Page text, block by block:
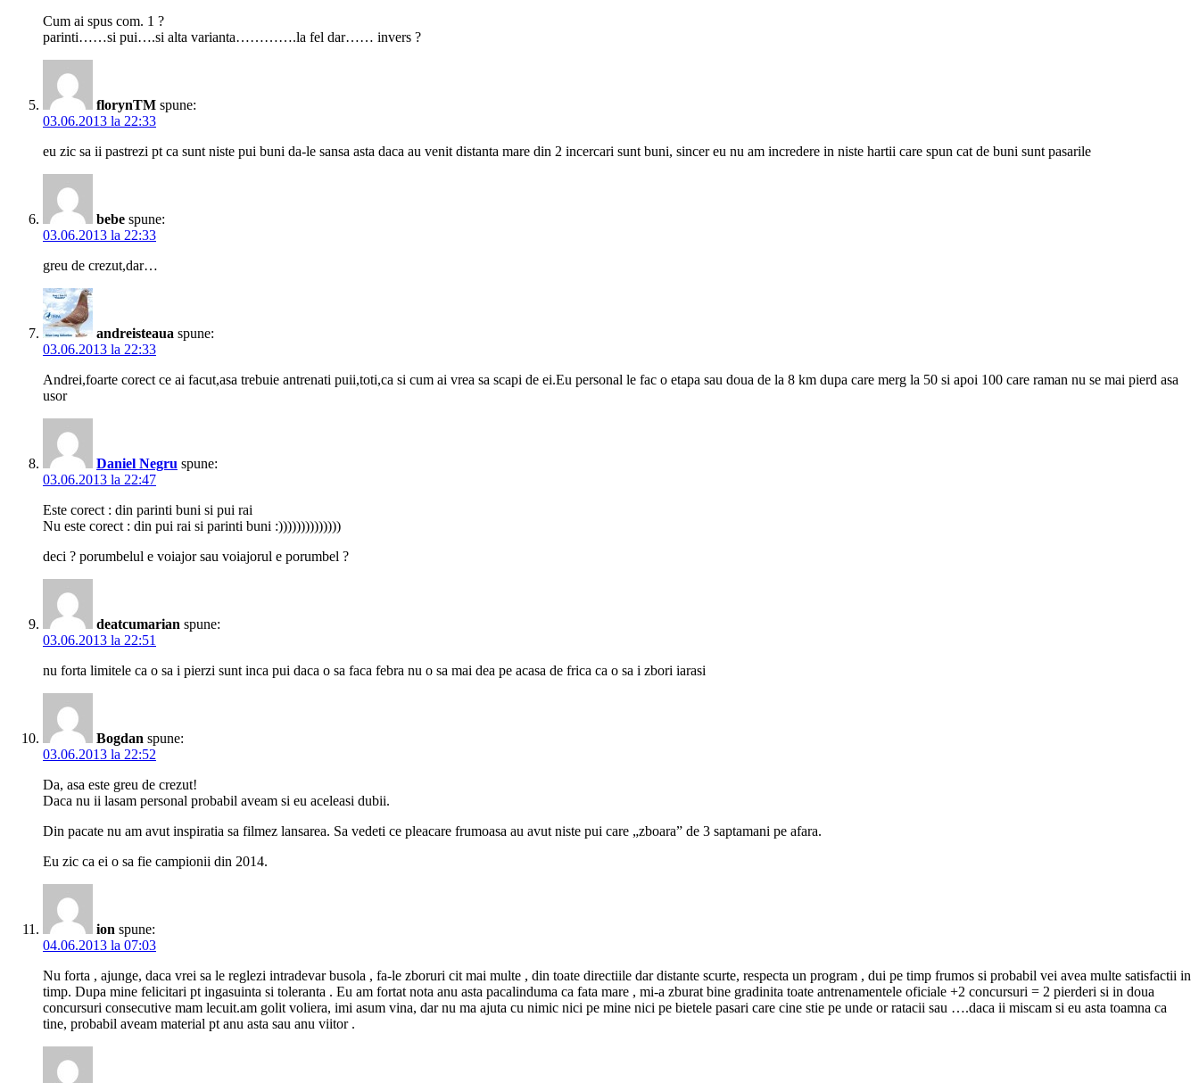
Cum ai spus com. 1 ?
parinti……si pui….si alta varianta………….la fel dar…… invers ?
florynTM spune:
03.06.2013 la 22:33
eu zic sa ii pastrezi pt ca sunt niste pui buni da-le sansa asta daca au venit distanta mare din 2 incercari sunt buni, sincer eu nu am incredere in niste hartii care spun cat de buni sunt pasarile
bebe spune:
03.06.2013 la 22:33
greu de crezut,dar…
andreisteaua spune:
03.06.2013 la 22:33
Andrei,foarte corect ce ai facut,asa trebuie antrenati puii,toti,ca si cum ai vrea sa scapi de ei.Eu personal le fac o etapa sau doua de la 8 km dupa care merg la 50 si apoi 100 care raman nu se mai pierd asa
usor
Daniel Negru spune:
03.06.2013 la 22:47
Este corect : din parinti buni si pui rai
Nu este corect : din pui rai si parinti buni :))))))))))))))
deci ? porumbelul e voiajor sau voiajorul e porumbel ?
deatcumarian spune:
03.06.2013 la 22:51
nu forta limitele ca o sa i pierzi sunt inca pui daca o sa faca febra nu o sa mai dea pe acasa de frica ca o sa i zbori iarasi
Bogdan spune:
03.06.2013 la 22:52
Da, asa este greu de crezut!
Daca nu ii lasam personal probabil aveam si eu aceleasi dubii.
Din pacate nu am avut inspiratia sa filmez lansarea. Sa vedeti ce pleacare frumoasa au avut niste pui care „zboara” de 3 saptamani pe afara.
Eu zic ca ei o sa fie campionii din 2014.
ion spune:
04.06.2013 la 07:03
Nu forta , ajunge, daca vrei sa le reglezi intradevar busola , fa-le zboruri cit mai multe , din toate directiile dar distante scurte, respecta un program , dui pe timp frumos si probabil vei avea multe satisfactii in
timp. Dupa mine felicitari pt ingasuinta si toleranta . Eu am fortat nota anu asta pacalinduma ca fata mare , mi-a zburat bine gradinita toate antrenamentele oficiale +2 concursuri = 2 pierderi si in doua
concursuri consecutive mam lecuit.am golit voliera, imi asum vina, dar nu ma ajuta cu nimic nici pe mine nici pe bietele pasari care cine stie pe unde or ratacii sau ….daca ii miscam si eu asta toamna ca
tine, probabil aveam material pt anu asta sau anu viitor .